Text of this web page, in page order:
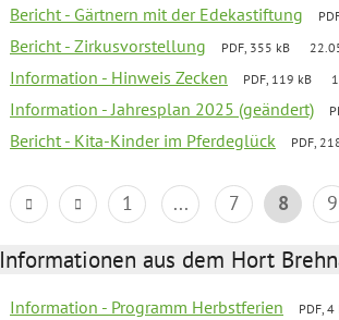
Bericht - Gärtnern mit der Edekastiftung
Bericht - Zirkusvorstellung PDF, 355 kB
Information - Hinweis Zecken PDF, 119 kB
Information - Jahresplan 2025 (geändert)
Bericht - Kita-Kinder im Pferdeglück PDF,
1 ... 7 8 9
Informationen aus dem Hort
Information - Programm Herbstferien PDF, 4